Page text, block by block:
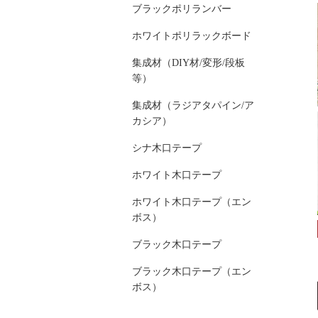
ブラックポリランバー
ホワイトポリラックボード
集成材（DIY材/変形/段板
等）
集成材（ラジアタパイン/ア
カシア）
シナ木口テープ
ホワイト木口テープ
ホワイト木口テープ（エン
ボス）
ブラック木口テープ
ブラック木口テープ（エン
ボス）